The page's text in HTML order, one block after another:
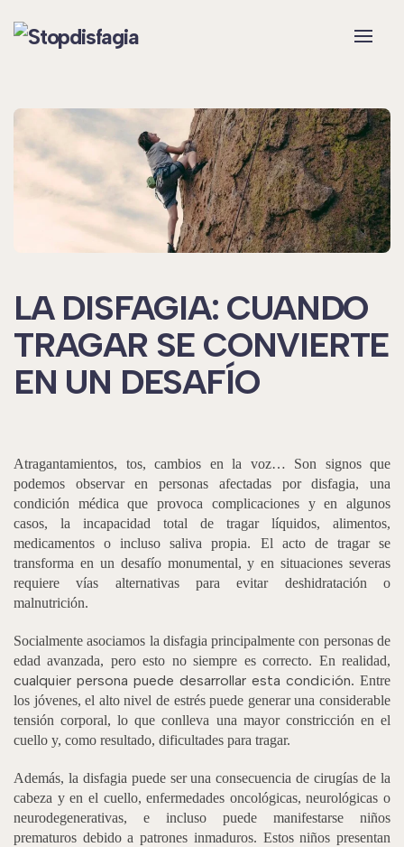
Skip to main content
LA DISFAGIA: CUANDO
TRAGAR SE CONVIERTE
EN UN DESAFÍO
Atragantamientos, tos, cambios en la voz… Son signos que
podemos observar en personas afectadas por disfagia, una
condición médica que provoca complicaciones y en algunos
casos, la incapacidad total de tragar líquidos, alimentos,
medicamentos o incluso saliva propia. El acto de tragar se
transforma en un desafío monumental, y en situaciones severas
requiere vías alternativas para evitar deshidratación o
malnutrición.
Socialmente asociamos la disfagia principalmente con personas de
edad avanzada, pero esto no siempre es correcto. En realidad,
cualquier persona puede desarrollar esta condición. Entre
los jóvenes, el alto nivel de estrés puede generar una considerable
tensión corporal, lo que conlleva una mayor constricción en el
cuello y, como resultado, dificultades para tragar.
Además, la disfagia puede ser una consecuencia de cirugías de la
cabeza y en el cuello, enfermedades oncológicas, neurológicas o
neurodegenerativas, e incluso puede manifestarse niños
prematuros debido a patrones inmaduros. Estos niños presentan